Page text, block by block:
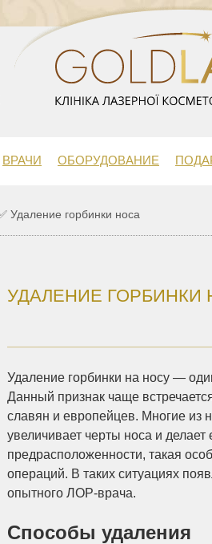
ВРАЧИ ОБОРУДОВАНИЕ
Удаление горбинки носа
УДАЛЕНИЕ ГОРБИНКИ
Удаление горбинки на носу —
Данный признак чаще
славян и европейцев. Многие из
увеличивает черты носа и
предрасположенности, такая
операций. В таких ситуациях
опытного ЛОР-врача.
Способы удаления